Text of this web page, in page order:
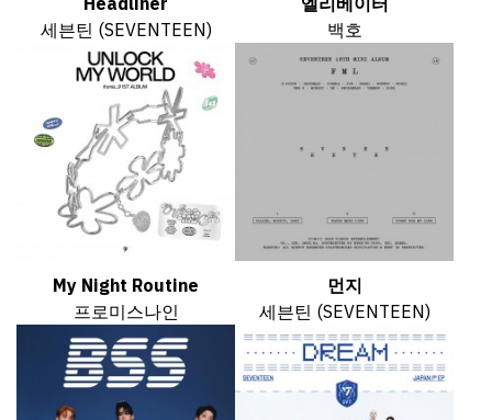
세븐틴 (SEVENTEEN)
백호
My Night Routine
프로미스나인
먼지
세븐틴 (SEVENTEEN)